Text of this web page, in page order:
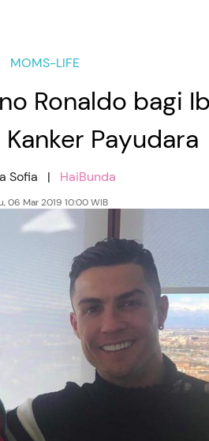
MOMS-LIFE
Ronaldo bagi
Kanker Payudara
Sofia | HaiBunda
06 Mar 2019 10:00 WIB